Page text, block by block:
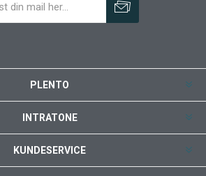
PLENTO
INTRATONE
KUNDESERVICE